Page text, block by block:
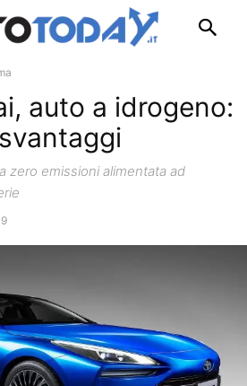
auto a idrogeno:
zero emissioni alimentata ad